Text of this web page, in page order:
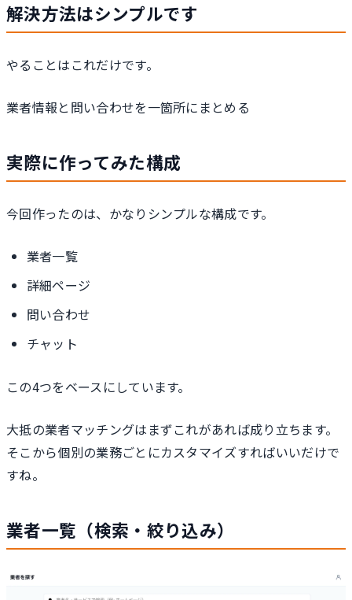
解決方法はシンプルです
やることはこれだけです。
業者情報と問い合わせを一箇所にまとめる
実際に作ってみた構成
今回作ったのは、かなりシンプルな構成です。
業者一覧
詳細ページ
問い合わせ
チャット
この4つをベースにしています。
大抵の業者マッチングはまずこれがあれば成り立ちます。
そこから個別の業務ごとにカスタマイズすればいいだけで
すね。
業者一覧（検索・絞り込み）